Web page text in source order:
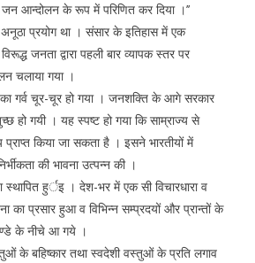
आन्दोलन के रूप में परिणित कर दिया ।’’
प्रयोग था । संसार के इतिहास में एक
जनता द्वारा पहली बार व्यापक स्तर पर
चलाया गया ।
का गर्व चूर-चूर हो गया । जनशक्ति के आगे सरकार
हो गयी । यह स्पष्ट हो गया कि साम्राज्य से
किया जा सकता है । इसने भारतीयों में
की भावना उत्पन्न की ।
स्थापित हुर्इ । देश-भर में एक सी विचारधारा व
का प्रसार हुआ व विभिन्न सम्प्रदयों और प्रान्तों के
के नीचे आ गये ।
के बहिष्कार तथा स्वदेशी वस्तुओं के प्रति लगाव